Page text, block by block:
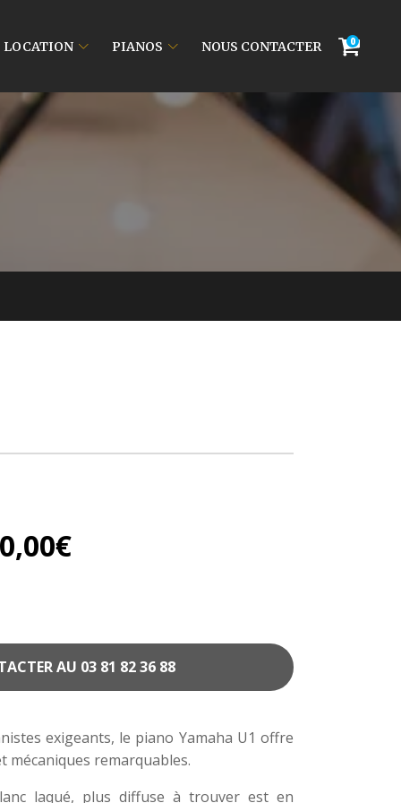
LOCATION PIANOS NOUS CONTACTER 0
€
AU 03 81 82 36 88
exigeants, le piano Yamaha U1 offre
mécaniques remarquables.
laqué, plus diffuse à trouver est en